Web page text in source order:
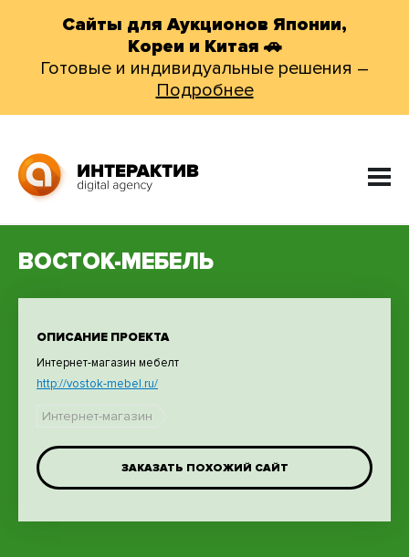
Сайты для Аукционов Японии,
Кореи и Китая 🚗
Готовые и индивидуальные решения –
Подробнее
ВОСТОК-МЕБЕЛЬ
ОПИСАНИЕ ПРОЕКТА
Интернет-магазин мебелт
http://vostok-mebel.ru/
Интернет-магазин
ЗАКАЗАТЬ ПОХОЖИЙ САЙТ